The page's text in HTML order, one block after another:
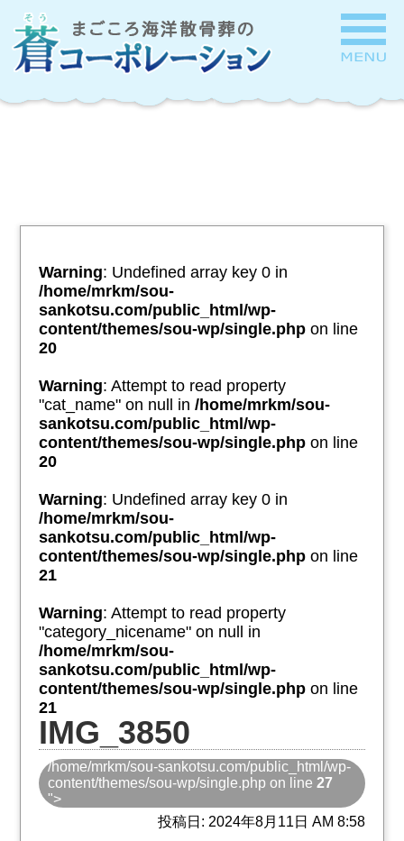
Warning: Undefined array key 0 in
/home/mrkm/sou-
sankotsu.com/public_html/wp-
content/themes/sou-wp/single.php on line
20
Warning: Attempt to read property
"cat_name" on null in/home/mrkm/sou-
sankotsu.com/public_html/wp-
content/themes/sou-wp/single.php on line
20
Warning: Undefined array key 0 in
/home/mrkm/sou-
sankotsu.com/public_html/wp-
content/themes/sou-wp/single.php on line
21
Warning: Attempt to read property
"category_nicename" on null in
/home/mrkm/sou-
sankotsu.com/public_html/wp-
content/themes/sou-wp/single.php on line
21
IMG_3850
/home/mrkm/sou-sankotsu.com/public_html/wp-
content/themes/sou-wp/single.php on line27
">
投稿日: 2024年8月11日 AM 8:58